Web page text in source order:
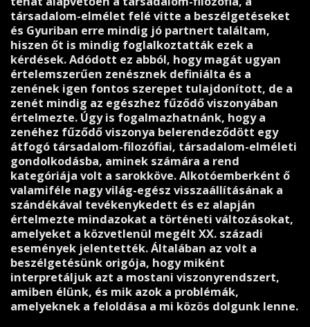
társadalom-elmélet felé vitte a beszélgetéseket
és Gyuriban erre mindig jó partnert találtam,
hiszen őt is mindig foglalkoztatták ezek a
kérdések. Adódott ez abból, hogy magát ugyan
értelemszerűen zenésznek definiálta és a
zenének igen fontos szerepet tulajdonított, de a
zenét mindig az egészhez fűződő viszonyában
értelmezte. Úgy is fogalmazhatnánk, hogy a
zenéhez fűződő viszonya belerendeződött egy
átfogó társadalom-filozófiai, társadalom-elméleti
gondolkodásba, aminek számára a rend
kategóriája volt a sarokköve. Alkotóemberként ő
valamiféle nagy világ-egész visszaállításának a
szándékával tevékenykedett és ez alapján
értelmezte mindazokat a történeti változásokat,
amelyeket a közvetlenül megélt XX. századi
események jelentették. Általában az volt a
beszélgetésünk origója, hogy miként
interpretáljuk azt a mostani viszonyrendszert,
amiben élünk, és mik azok a problémák,
amelyeknek a feloldása a mi közös dolgunk lenne.